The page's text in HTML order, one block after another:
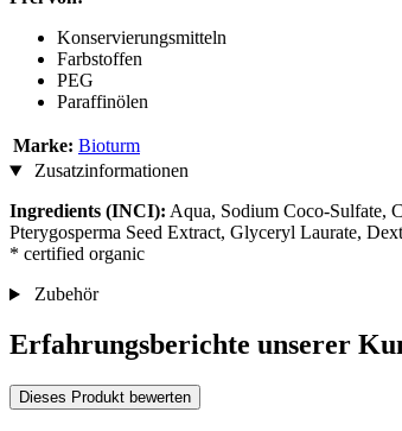
Konservierungsmitteln
Farbstoffen
PEG
Paraffinölen
Marke: Bioturm
Zusatzinformationen
Ingredients (INCI): Aqua, Sodium Coco-Sulfate,
Pterygosperma Seed Extract, Glyceryl Laurate,
* certified organic
Zubehör
Erfahrungsberichte unserer
Dieses Produkt bewerten